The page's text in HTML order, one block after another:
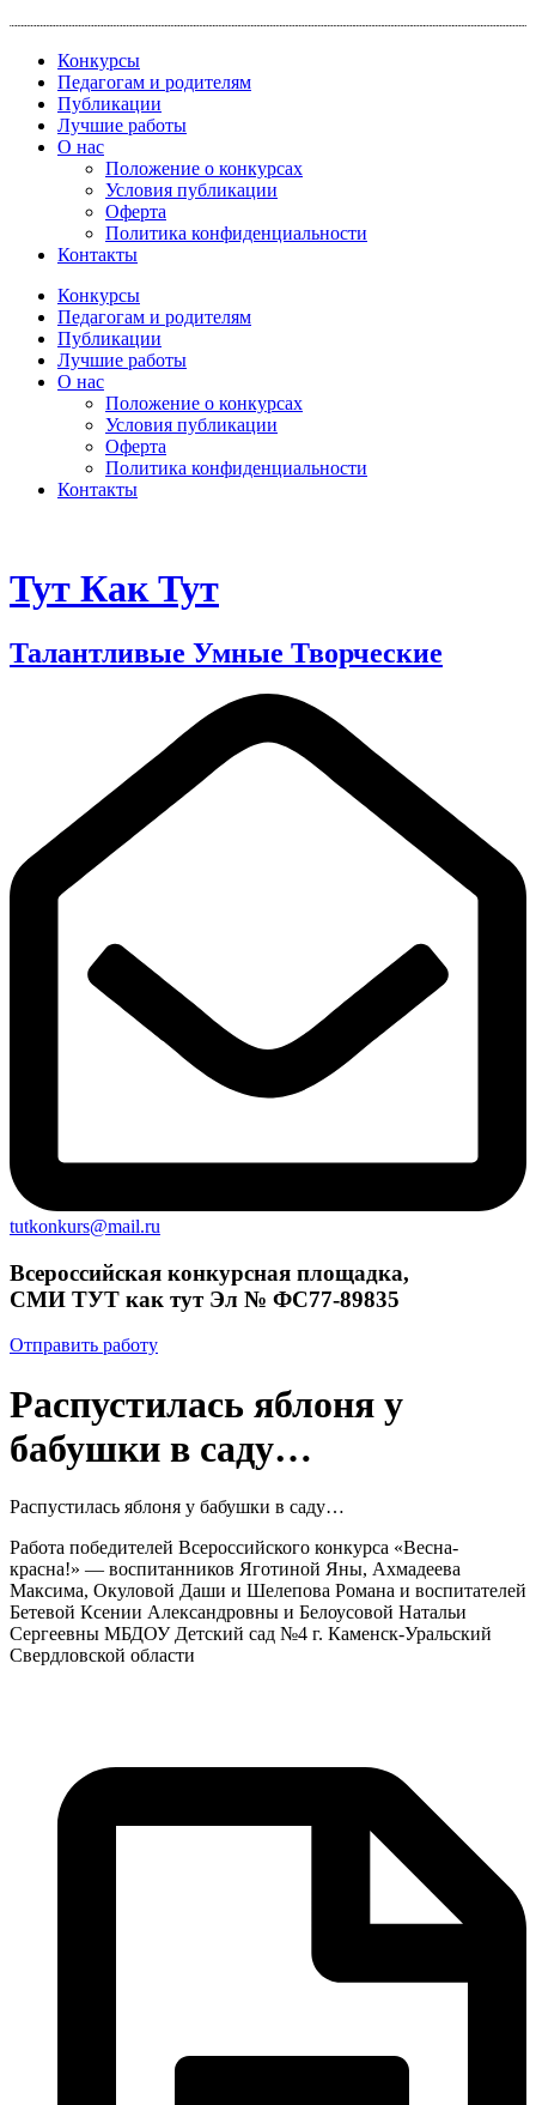
содержимому
Конкурсы
Педагогам и родителям
Публикации
Лучшие работы
О нас
Положение о конкурсах
Условия публикации
Оферта
Политика конфиденциальности
Контакты
Конкурсы
Педагогам и родителям
Публикации
Лучшие работы
О нас
Положение о конкурсах
Условия публикации
Оферта
Политика конфиденциальности
Контакты
Тут Как Тут
Талантливые Умные Творческие
tutkonkurs@mail.ru
Всероссийская конкурсная площадка,
СМИ ТУТ как тут Эл № ФС77-89835
Отправить работу
Распустилась яблоня у
бабушки в саду…
Распустилась яблоня у бабушки в саду…
Работа победителей Всероссийского конкурса «Весна-
красна!» — воспитанников Яготиной Яны, Ахмадеева
Максима, Окуловой Даши и Шелепова Романа и воспитателей
Бетевой Ксении Александровны и Белоусовой Натальи
Сергеевны МБДОУ Детский сад №4 г. Каменск-Уральский
Свердловской области